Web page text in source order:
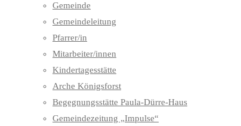
Gemeinde
Gemeindeleitung
Pfarrer/in
Mitarbeiter/innen
Kindertagesstätte
Arche Königsforst
Begegnungsstätte Paula-Dürre-Haus
Gemeindezeitung „Impulse“